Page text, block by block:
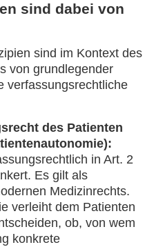
sind dabei von
sind im Kontext des
von grundlegender
verfassungsrechtliche
des Patienten
in Art. 2
Es gilt als
Medizinrechts.
verleiht dem Patienten
ob, von wem
konkrete